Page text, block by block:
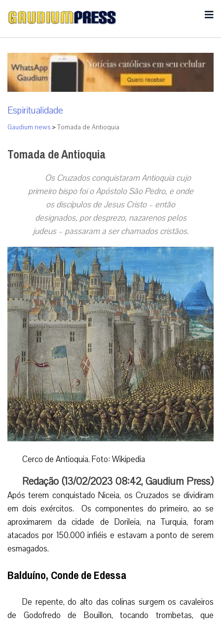
Espiritualidade
Gaudium news >Tomada de Antioquia
Tomada de Antioquia
Os Cruzados conquistaram Antioquia cujo
primeiro bispo foi o Apóstolo São Pedro, e onde
os discípulos de Jesus Cristo – então
designados, por desprezo, nazarenos pelos
judeus – passaram a ser chamados cristãos.
Cerco de Antioquia. Foto: Wikipedia
Redação (13/02/2023 08:42,Gaudium Press)
Após terem conquistado Niceia, os Cruzados se dividiram
em dois exércitos. Os componentes do primeiro, ao se
aproximarem da cidade de Dorileia, na Turquia, foram
atacados por 150.000 infiéis e estavam a ponto de serem
esmagados.
Balduíno, Conde de Edessa
De repente, do alto das colinas surgem os cavaleiros
de Godofredo de Bouillon, tocando trombetas, que